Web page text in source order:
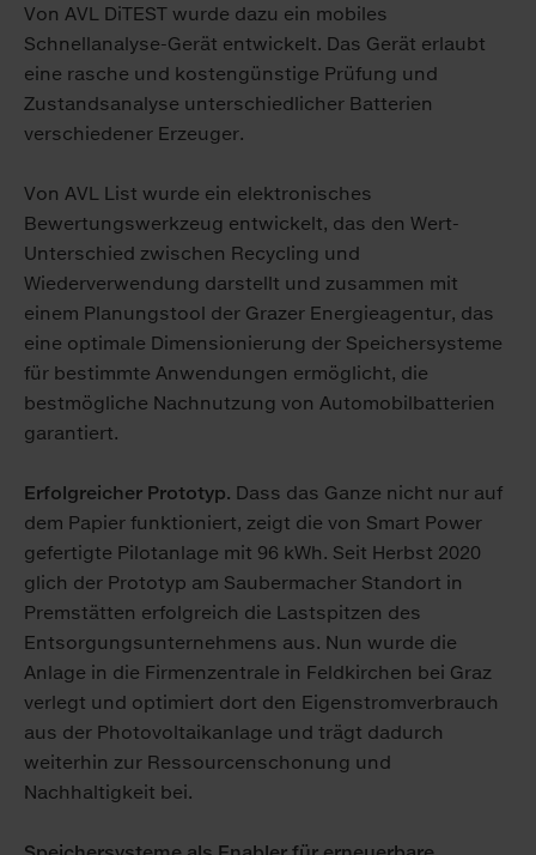
Von AVL DiTEST wurde dazu ein mobiles
Schnellanalyse-Gerät entwickelt. Das Gerät erlaubt
eine rasche und kostengünstige Prüfung und
Zustandsanalyse unterschiedlicher Batterien
verschiedener Erzeuger.
Von AVL List wurde ein elektronisches
Bewertungswerkzeug entwickelt, das den Wert-
Unterschied zwischen Recycling und
Wiederverwendung darstellt und zusammen mit
einem Planungstool der Grazer Energieagentur, das
eine optimale Dimensionierung der Speichersysteme
für bestimmte Anwendungen ermöglicht, die
bestmögliche Nachnutzung von Automobilbatterien
garantiert.
Erfolgreicher Prototyp. Dass das Ganze nicht nur auf
dem Papier funktioniert, zeigt die von Smart Power
gefertigte Pilotanlage mit 96 kWh. Seit Herbst 2020
glich der Prototyp am Saubermacher Standort in
Premstätten erfolgreich die Lastspitzen des
Entsorgungsunternehmens aus. Nun wurde die
Anlage in die Firmenzentrale in Feldkirchen bei Graz
verlegt und optimiert dort den Eigenstromverbrauch
aus der Photovoltaikanlage und trägt dadurch
weiterhin zur Ressourcenschonung und
Nachhaltigkeit bei.